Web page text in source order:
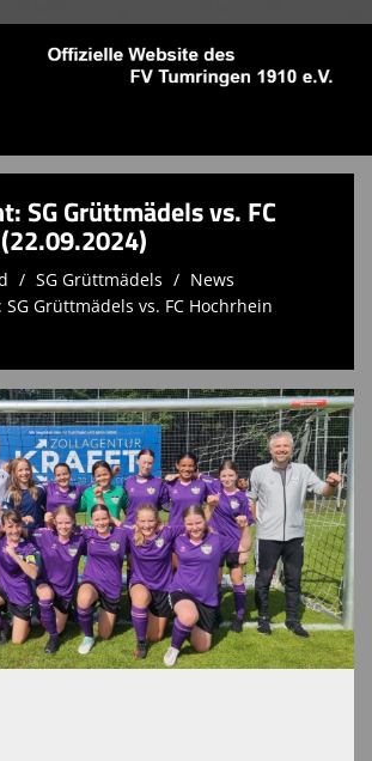
SG Grüttmädels vs. FC
SG Grüttmädels
News
Grüttmädels vs. FC Hochrhein